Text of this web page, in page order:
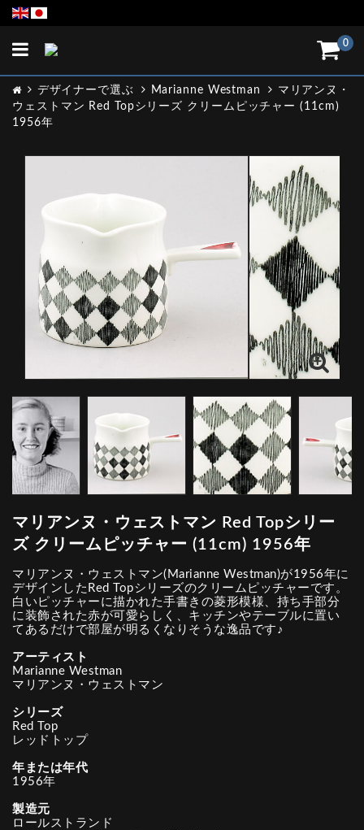
0
Toggle
デザイナーで選ぶ Marianne Westman
マリアンヌ・
ウェストマン Red Topシリーズ クリームピッチャー (11cm)
1956年
マリアンヌ・ウェストマン Red Topシリー
ズ クリームピッチャー (11cm) 1956年
マリアンヌ・ウェストマン(Marianne Westman)が1956年に
デザインしたRed Topシリーズのクリームピッチャーです。
白いピッチャーに描かれた手書きの菱形模様、持ち手部分
に装飾された赤が可愛らしく、キッチンやテーブルに置い
てあるだけで部屋が明るくなりそうな逸品です♪
アーティスト
Marianne Westman
マリアンヌ・ウェストマン
シリーズ
Red Top
レッドトップ
年または年代
1956年
製造元
ロールストランド